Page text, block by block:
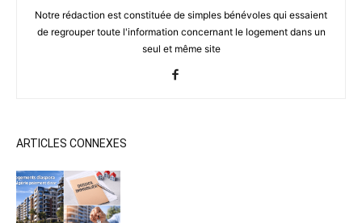
Notre rédaction est constituée de simples bénévoles qui essaient
de regrouper toute l'information concernant le logement dans un
seul et même site
ARTICLES CONNEXES